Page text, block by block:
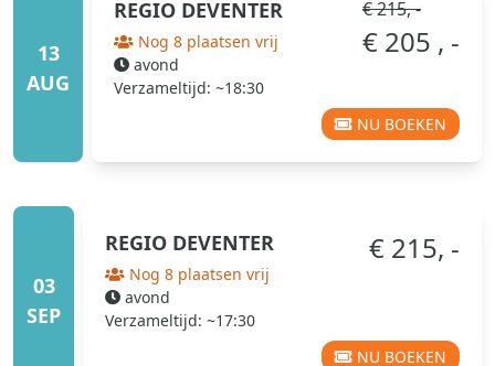
13
AUG
REGIO DEVENTER
Nog 8 plaatsen vrij
avond
Verzameltijd: ~18:30
€ 215, -
€ 205 , -
NU BOEKEN
03
SEP
REGIO DEVENTER
Nog 8 plaatsen vrij
avond
Verzameltijd: ~17:30
€ 215, -
NU BOEKEN